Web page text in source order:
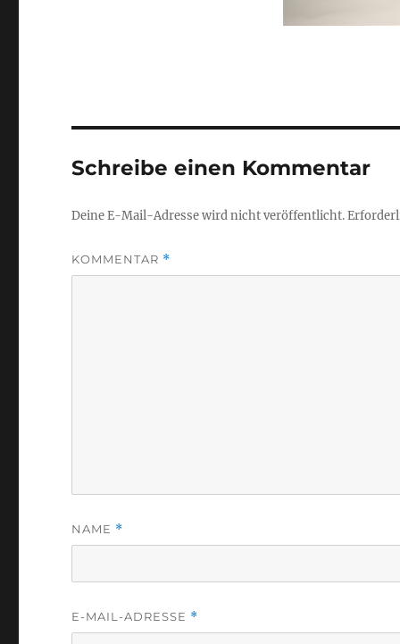
Schreibe einen Kommentar
Deine E-Mail-Adresse wird nicht veröffentlicht.
KOMMENTAR *
NAME *
E-MAIL-ADRESSE *